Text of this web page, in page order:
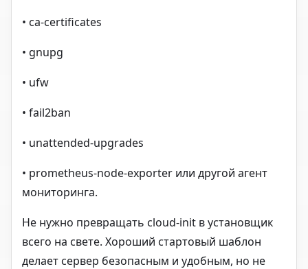
• ca-certificates
• gnupg
• ufw
• fail2ban
• unattended-upgrades
• prometheus-node-exporter или другой агент
мониторинга.
Не нужно превращать cloud-init в установщик
всего на свете. Хороший стартовый шаблон
делает сервер безопасным и удобным, но не